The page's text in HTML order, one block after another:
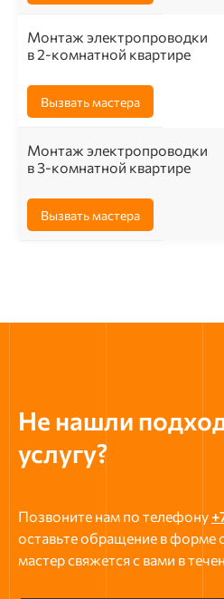
Монтаж электропроводки
в 2-комнатной квартире
Вызвать мастера
Монтаж электропроводки
в 3-комнатной квартире
Вызвать мастера
Не нашли
услугу?
Позвоните нам по телефону
оставьте обращение в форме
мастер свяжется с вами в